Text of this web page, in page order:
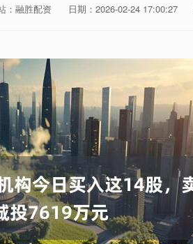
：融胜配资 日期：2026-02-24 17:00:27